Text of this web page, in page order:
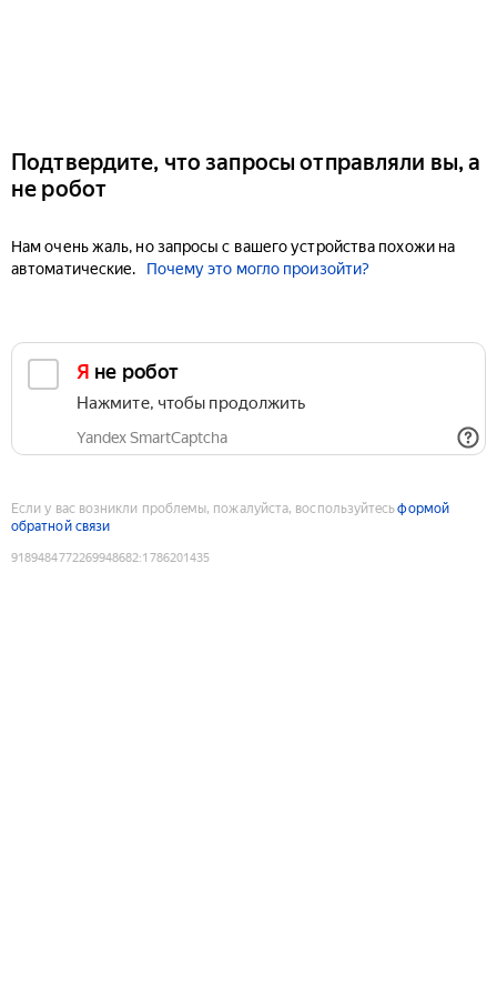
Подтвердите, что запросы отправляли вы, а
не робот
Нам очень жаль, но запросы с вашего устройства похожи на
автоматические.
Почему это могло произойти?
Я не робот
Нажмите, чтобы продолжить
Yandex SmartCaptcha
Если у вас возникли проблемы, пожалуйста, воспользуйтесьформой
обратной связи
9189484772269948682:1786201435